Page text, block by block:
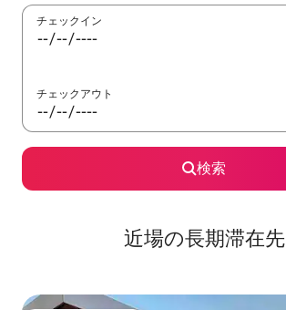
チェックイン
チェックアウト
検索
近場の長期滞在先